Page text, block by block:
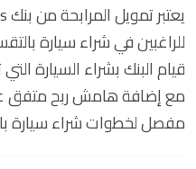
للراغبين في شراء سيارة
قيام البنك بشراء السيارة
مع إضافة هامش ربح متفق
مفصل لخطوات شراء سيارة